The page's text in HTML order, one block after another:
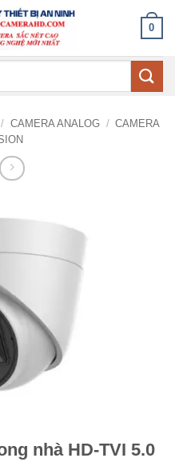
0
/ CAMERA ANALOG / CAMERA
nhà HD-TVI 5.0